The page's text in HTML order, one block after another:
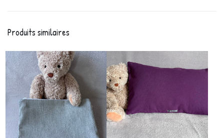
Produits similaires